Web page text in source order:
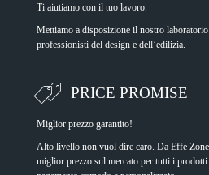
Ti aiutiamo con il tuo lavoro.
Mettiamo a disposizione il nostro
professionisti del design e dell’edilizia.
PRICE PROMISE
Miglior prezzo garantito!
Alto livello non vuol dire caro. Da Effe
miglior prezzo sul mercato per tutti i